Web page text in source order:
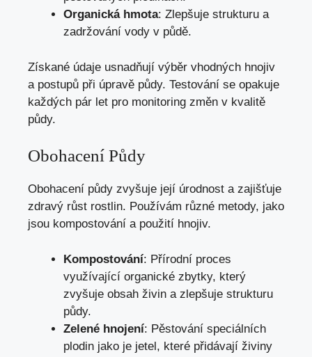
Organická hmota: Zlepšuje strukturu a
zadržování vody v půdě.
Získané údaje usnadňují výběr vhodných hnojiv
a postupů při úpravě půdy. Testování se opakuje
každých pár let pro monitoring změn v kvalitě
půdy.
Obohacení Půdy
Obohacení půdy zvyšuje její úrodnost a zajišťuje
zdravý růst rostlin. Používám různé metody, jako
jsou kompostování a použití hnojiv.
Kompostování: Přírodní proces
využívající organické zbytky, který
zvyšuje obsah živin a zlepšuje strukturu
půdy.
Zelené hnojení: Pěstování speciálních
plodin jako je jetel, které přidávají živiny